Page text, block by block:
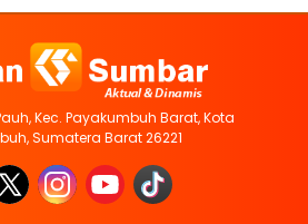
Kec. Payakumbuh Barat, Kota
Sumatera Barat 26221